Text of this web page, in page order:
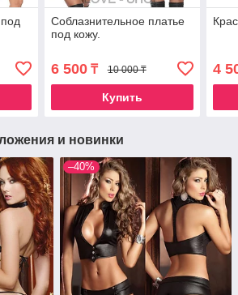
Соблазнительное платье
под кожу.
6 500₸ 10 000 ₸
Купить
4
и новинки
–40%